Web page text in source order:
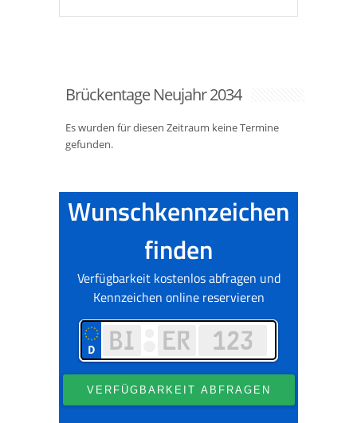
Brückentage Neujahr 2034
Es wurden für diesen Zeitraum keine Termine
gefunden.